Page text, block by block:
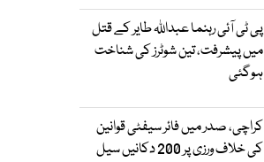
پی ٹی آئی رہنما عبداللہ طایر کے قتل
میں پیشرفت، تین شوٹرز کی شناخت
ہوگئی
کراچی، صدر میں فائر سیفٹی قوانین
کی خلاف ورزی پر 200 دکانیں سیل